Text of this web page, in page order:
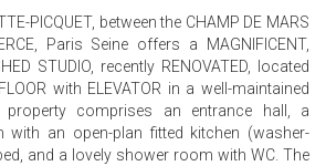
PICQUET, between the CHAMP DE MARS
Paris Seine offers a MAGNIFICENT,
STUDIO, recently RENOVATED, located
with ELEVATOR in a well-maintained
property comprises an entrance hall, a
an open-plan fitted kitchen (washer-
and a lovely shower room with WC. The